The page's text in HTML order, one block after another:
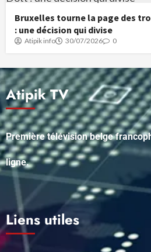
Bruxelles tourne la page des
: une décision qui divise
Atipik info 30/07/2026 0
Atipik TV
Première télévision belge
ligne.
Liens utiles